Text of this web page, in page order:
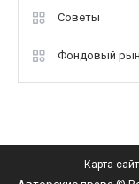
Советы
Фондовый
Карта